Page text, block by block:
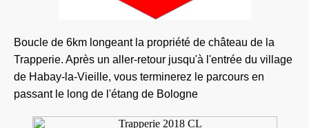
Boucle de 6km longeant la propriété de château de la
Trapperie. Après un aller-retour jusqu'à l'entrée du village
de Habay-la-Vieille, vous terminerez le parcours en
passant le long de l'étang de Bologne